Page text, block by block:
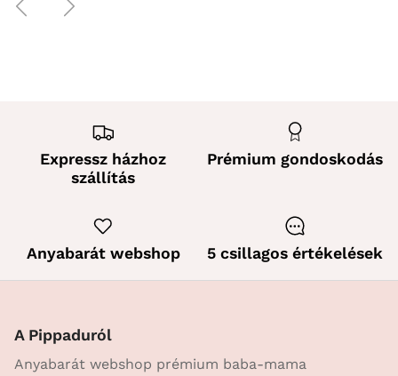
Expressz házhoz
szállítás
Prémium gondoskodás
Anyabarát webshop 5 csillagos értékelések
A Pippaduról
Anyabarát webshop prémium baba-mama